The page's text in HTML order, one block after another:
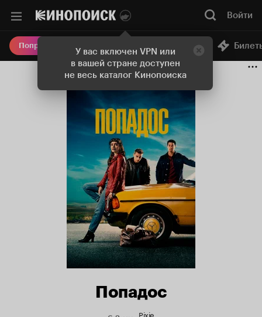
У вас включен VPN или
в вашей стране доступен
не весь каталог Кинопоиска
Войти
Попробовать Плюс Онлайн-кинотеатр
Попадос
Pixie